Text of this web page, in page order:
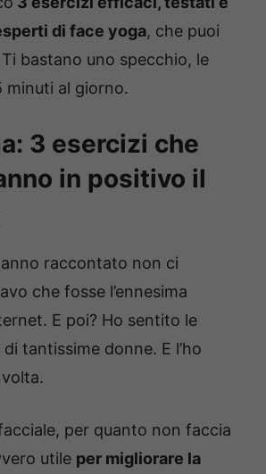
di face yoga, che puoi
bastano uno specchio, le
minuti al giorno.
3 esercizi che
in positivo il
raccontato non ci
che fosse l’ennesima
E poi? Ho sentito le
tantissime donne. E l’ho
per quanto non faccia
utile per migliorare la